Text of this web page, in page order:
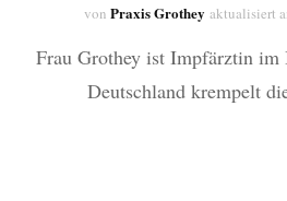
von Praxis Grothey aktualisiert
Frau Grothey ist Impfärztin
Deutschland krempelt